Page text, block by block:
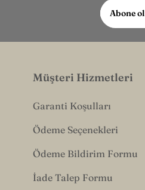
E-
posta
adresinizi
Abone ol
Müşteri Hizmetleri
Garanti Koşulları
Ödeme Seçenekleri
Ödeme Bildirim Formu
İade Talep Formu